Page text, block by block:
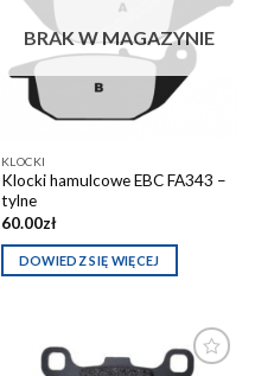
Dodaj do
schowka
BRAK W MAGAZYNIE
KLOCKI
Klocki hamulcowe EBC FA343 –
tylne
60.00zł
DOWIEDZ SIĘ WIĘCEJ